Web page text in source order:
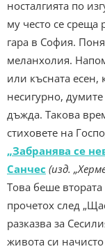
носталгията по
му често се среща
гара в София.
меланхолия.
или късната есен,
несигурно, думите
дъжда. Такова
стиховете на
„Забранява се
Санчес (изд.
Това беше
прочетох след
разказва за
живота си